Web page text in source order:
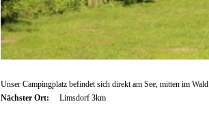
Unser Campingplatz befindet sich direkt am See, mitten im Wald
Nächster Ort:
Limsdorf 3km